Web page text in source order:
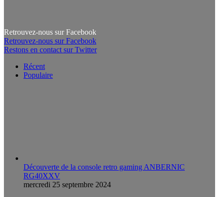
Retrouvez-nous sur Facebook
Retrouvez-nous sur Facebook
Restons en contact sur Twitter
Récent
Populaire
Découverte de la console retro gaming ANBERNIC
RG40XXV
mercredi 25 septembre 2024